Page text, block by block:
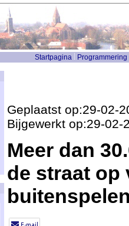
Startpagina Programmering
Geplaatst op:29-02-
Bijgewerkt op:29-02-
Meer dan
de straat op